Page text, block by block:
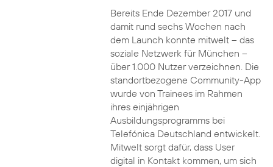
Bereits Ende Dezember 2017 und
damit rund sechs Wochen nach
dem Launch konnte mitwelt – das
soziale Netzwerk für München –
über 1.000 Nutzer verzeichnen. Die
standortbezogene Community-App
wurde von Trainees im Rahmen
ihres einjährigen
Ausbildungsprogramms bei
Telefónica Deutschland entwickelt.
Mitwelt sorgt dafür, dass User
digital in Kontakt kommen, um sich